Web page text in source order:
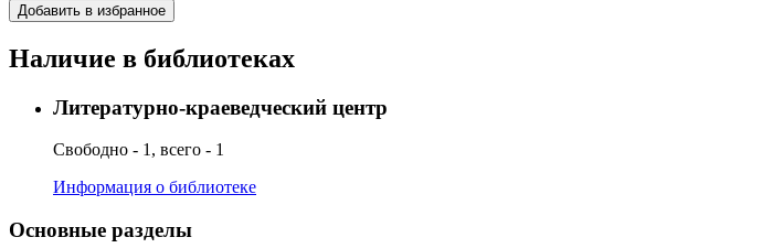
Добавить в избранное
Наличие в библиотеках
Литературно-краеведческий центр
Свободно - 1, всего - 1
Информация о библиотеке
Основные разделы